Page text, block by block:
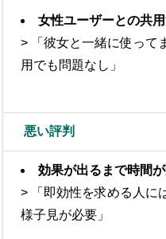
女性ユーザーとの共
> 「彼女と一緒に使って
用でも問題なし」
悪い評判
効果が出るまで時間
> 「即効性を求める人に
様子見が必要」